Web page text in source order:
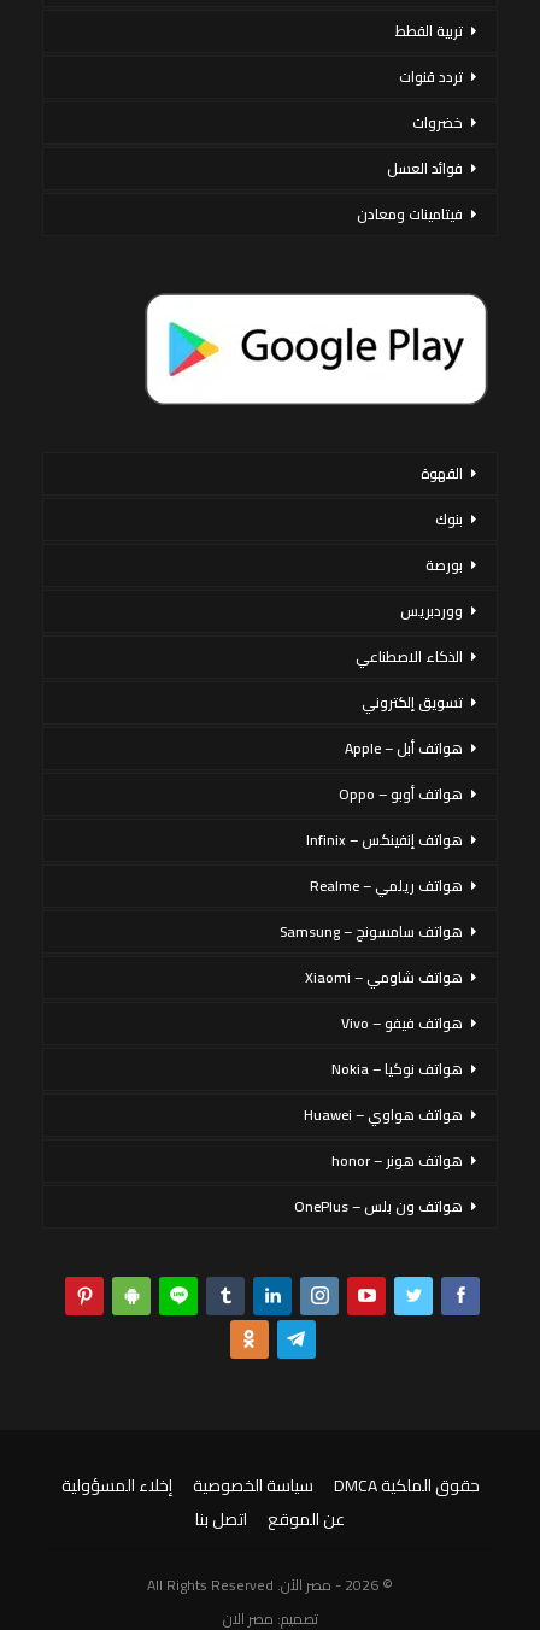
تربية القطط
تردد قنوات
خضروات
فوائد العسل
فيتامينات ومعادن
القهوة
بنوك
بورصة
ووردبريس
الذكاء الاصطناعي
تسويق إلكتروني
هواتف أبل – Apple
هواتف أوبو – Oppo
هواتف إنفينكس – Infinix
هواتف ريلمي – Realme
هواتف سامسونج – Samsung
هواتف شاومي – Xiaomi
هواتف فيفو – Vivo
هواتف نوكيا – Nokia
هواتف هواوي – Huawei
هواتف هونر – honor
هواتف ون بلس – OnePlus
حقوق الملكية DMCA سياسة الخصوصية
إخلاء المسؤولية
عن الموقع
اتصل بنا
© 2026 - مصر الآن. All Rights Reserved
تصميم: مصر الان